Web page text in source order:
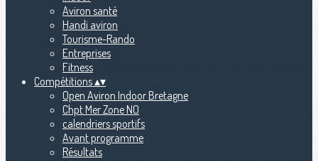
Aviron santé
Handi aviron
Tourisme-Rando
Entreprises
Fitness
Compétitions▴▾
Open Aviron Indoor Bretagne
Chpt Mer Zone NO
calendriers sportifs
Avant programme
Résultats